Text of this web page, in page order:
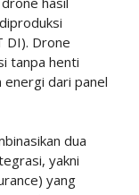
DI). Drone
tanpa henti
energi dari panel
dua
yakni
yang